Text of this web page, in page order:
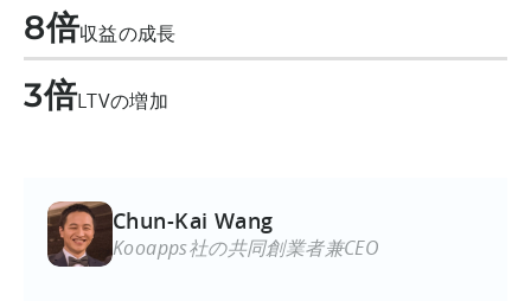
8倍収益の成長
3倍LTVの増加
Chun-Kai Wang
Kooapps社の共同創業者兼CEO